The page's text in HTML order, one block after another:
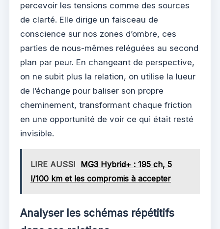
percevoir les tensions comme des sources
de clarté. Elle dirige un faisceau de
conscience sur nos zones d’ombre, ces
parties de nous-mêmes reléguées au second
plan par peur. En changeant de perspective,
on ne subit plus la relation, on utilise la lueur
de l’échange pour baliser son propre
cheminement, transformant chaque friction
en une opportunité de voir ce qui était resté
invisible.
LIRE AUSSI MG3 Hybrid+ : 195 ch, 5
l/100 km et les compromis à accepter
Analyser les schémas répétitifs